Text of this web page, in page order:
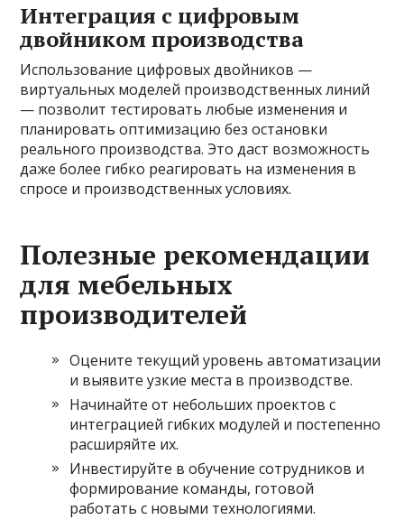
Интеграция с цифровым
двойником производства
Использование цифровых двойников —
виртуальных моделей производственных линий
— позволит тестировать любые изменения и
планировать оптимизацию без остановки
реального производства. Это даст возможность
даже более гибко реагировать на изменения в
спросе и производственных условиях.
Полезные рекомендации
для мебельных
производителей
Оцените текущий уровень автоматизации
и выявите узкие места в производстве.
Начинайте от небольших проектов с
интеграцией гибких модулей и постепенно
расширяйте их.
Инвестируйте в обучение сотрудников и
формирование команды, готовой
работать с новыми технологиями.